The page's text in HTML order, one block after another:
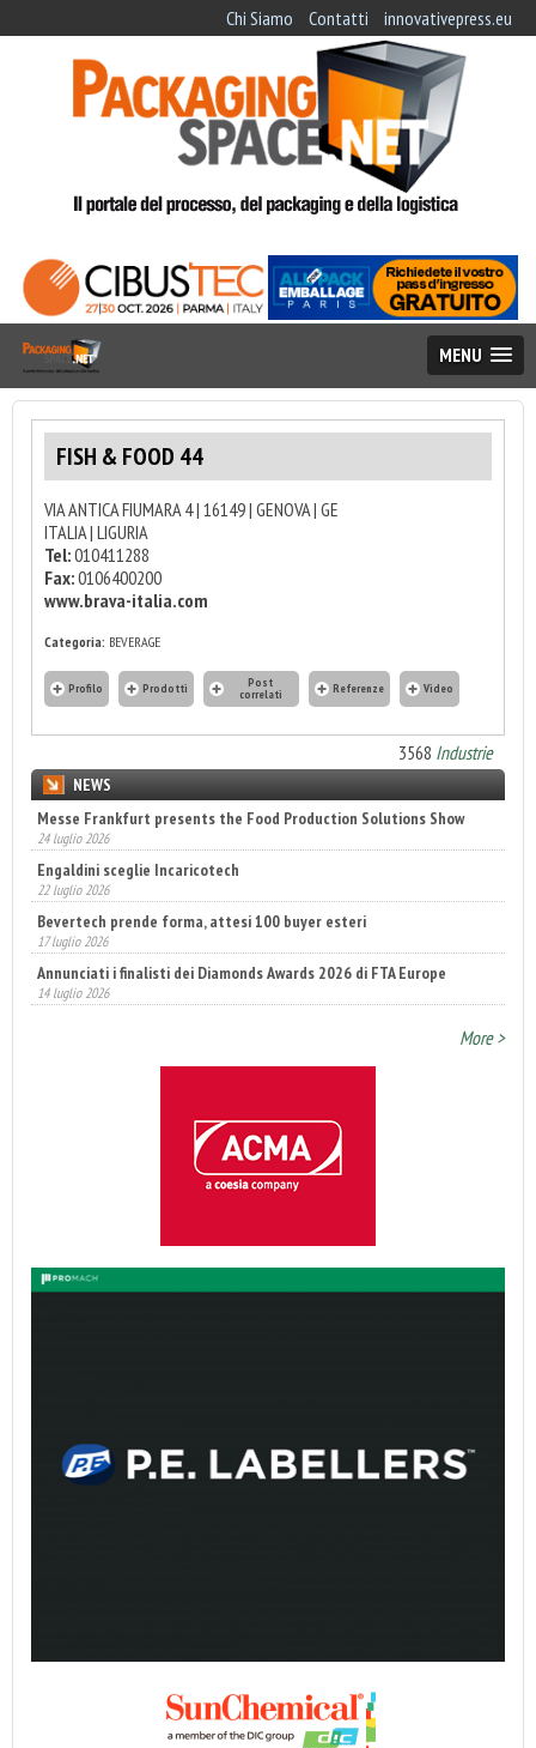
Chi Siamo Contatti innovativepress.eu
MENU
FISH & FOOD 44
VIA ANTICA FIUMARA 4 | 16149 | GENOVA | GE
ITALIA | LIGURIA
Tel:010411288
Fax:0106400200
www.brava-italia.com
Categoria: BEVERAGE
Profilo Prodotti Post
correlati Referenze Video
3568 Industrie
NEWS
Messe Frankfurt presents the Food Production Solutions Show
24 luglio 2026
Engaldini sceglie Incaricotech
22 luglio 2026
Bevertech prende forma, attesi 100 buyer esteri
17 luglio 2026
Annunciati i finalisti dei Diamonds Awards 2026 di FTA Europe
14 luglio 2026
More >